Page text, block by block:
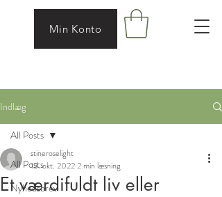
Min Konto
Indlæg
All Posts
Nyhedsbrev
All Posts
Et værdifuldt liv eller
stineroselight
13. okt. 20222 min læsning